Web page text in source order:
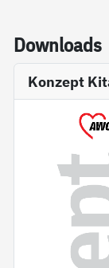
Down­loads
Konzept